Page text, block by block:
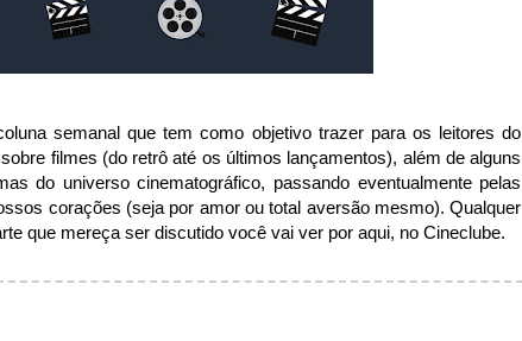
semanal que tem como objetivo trazer para os leitores do
filmes (do retrô até os últimos lançamentos), além de alguns
do universo cinematográfico, passando eventualmente pelas
corações (seja por amor ou total aversão mesmo). Qualquer
que mereça ser discutido você vai ver por aqui, no Cineclube.